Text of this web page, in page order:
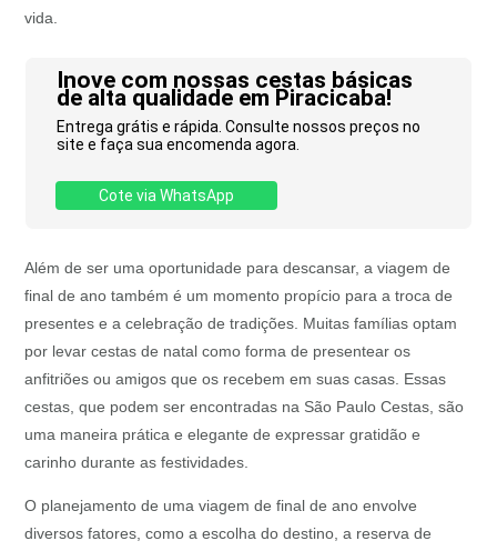
vida.
Inove com nossas cestas básicas
de alta qualidade em Piracicaba!
Entrega grátis e rápida. Consulte nossos preços no
site e faça sua encomenda agora.
Cote via WhatsApp
Além de ser uma oportunidade para descansar, a viagem de
final de ano também é um momento propício para a troca de
presentes e a celebração de tradições. Muitas famílias optam
por levar cestas de natal como forma de presentear os
anfitriões ou amigos que os recebem em suas casas. Essas
cestas, que podem ser encontradas na São Paulo Cestas, são
uma maneira prática e elegante de expressar gratidão e
carinho durante as festividades.
O planejamento de uma viagem de final de ano envolve
diversos fatores, como a escolha do destino, a reserva de